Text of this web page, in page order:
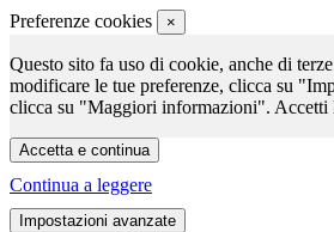
Preferenze cookies ×
Questo sito fa uso di cookie, anche di
modificare le tue preferenze, clicca su
clicca su "Maggiori informazioni". Accetti
Continua a leggere